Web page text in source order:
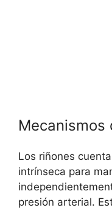
Mecanismos
Los riñones
intrínseca para
presión arterial.